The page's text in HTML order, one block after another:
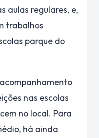
aulas regulares, e,
trabalhos
parque do
nas escolas
no local. Para
há ainda